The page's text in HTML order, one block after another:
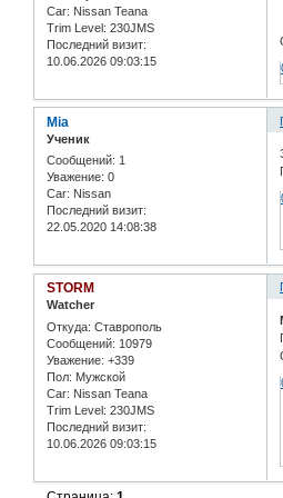
Car: Nissan Teana
Trim Level: 230JMS
Последний визит:
10.06.2026 09:03:15
Mia
Ученик
Сообщений: 1
Уважение: 0
Car: Nissan
Последний визит:
22.05.2020 14:08:38
STORM
Watcher
Откуда: Ставрополь
Сообщений: 10979
Уважение: +339
Пол: Мужской
Car: Nissan Teana
Trim Level: 230JMS
Последний визит:
10.06.2026 09:03:15